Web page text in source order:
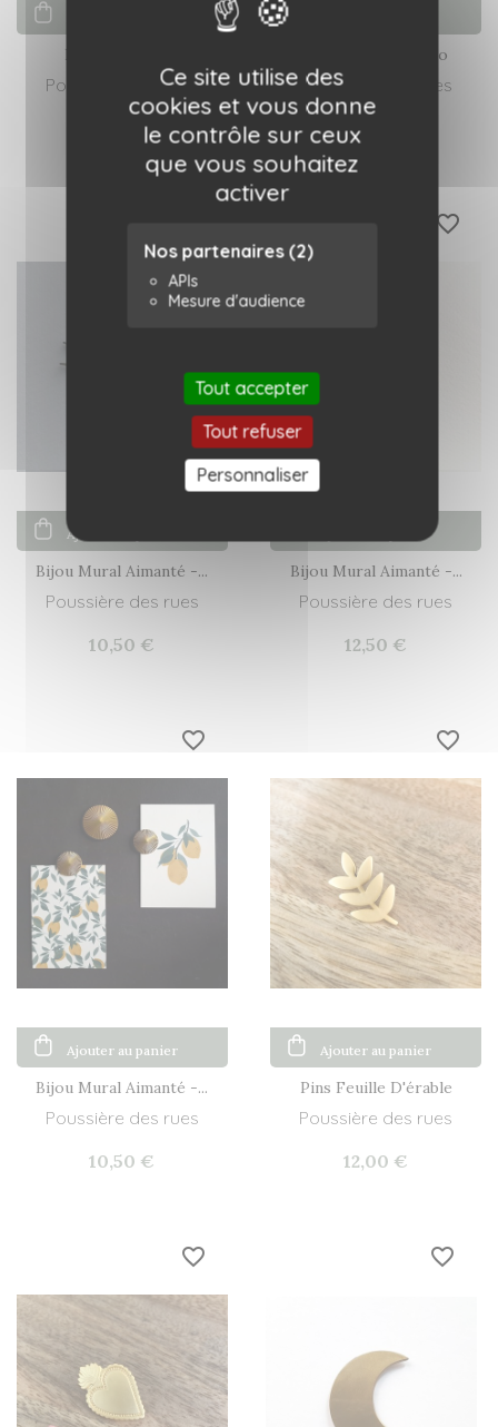
Ce site utilise des
cookies et vous donne
le contrôle sur ceux
que vous souhaitez
activer
Nos partenaires (2)
APIs
Mesure d'audience
Tout accepter
Tout refuser
Personnaliser
Pins Hirondelle
Poussière des rues
12,00 €
Pins Coeur Ex Voto
Poussière des rues
12,00 €
Bijou Mural Aimanté -...
Poussière des rues
10,50 €
Ajouter au panier
Bijou Mural Aimanté -...
Poussière des rues
12,50 €
Ajouter au panier
favorite_border
Bijou Mural Aimanté -...
Poussière des rues
10,50 €
Ajouter au panier
favorite_border
Pins Feuille D'érable
Poussière des rues
12,00 €
Ajouter au panier
favorite_border
favorite_border favorite_border